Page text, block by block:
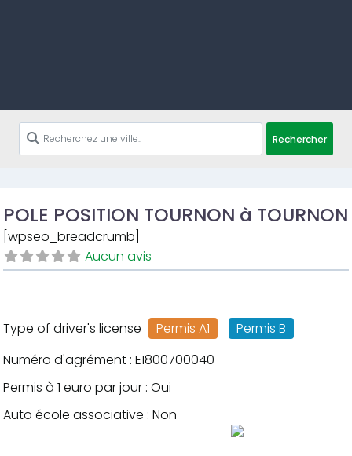
Rechercher
POLE POSITION TOURNON à TOURNON
[wpseo_breadcrumb]
Aucun avis
Type of driver's license Permis A1
Permis B
Numéro d'agrément : E1800700040
Permis à 1 euro par jour : Oui
Auto école associative : Non